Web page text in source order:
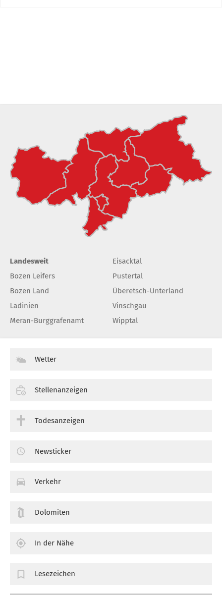
Landesweit
Bozen Leifers
Bozen Land
Ladinien
Meran-Burggrafenamt
Eisacktal
Pustertal
Überetsch-Unterland
Vinschgau
Wipptal
Wetter
Stellenanzeigen
Todesanzeigen
Newsticker
Verkehr
Dolomiten
In der Nähe
Lesezeichen